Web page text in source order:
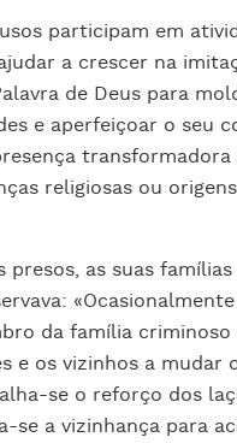
participam em
a crescer na
de Deus para
e aperfeiçoar o seu
religiosas ou
as suas
da família criminoso
e os vizinhos a mudar
se o reforço dos
se a vizinhança para